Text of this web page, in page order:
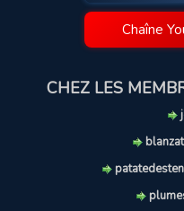
Chaîne
CHEZ LES